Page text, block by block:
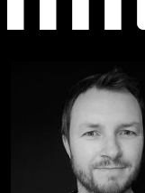
inžinier,
špecialista